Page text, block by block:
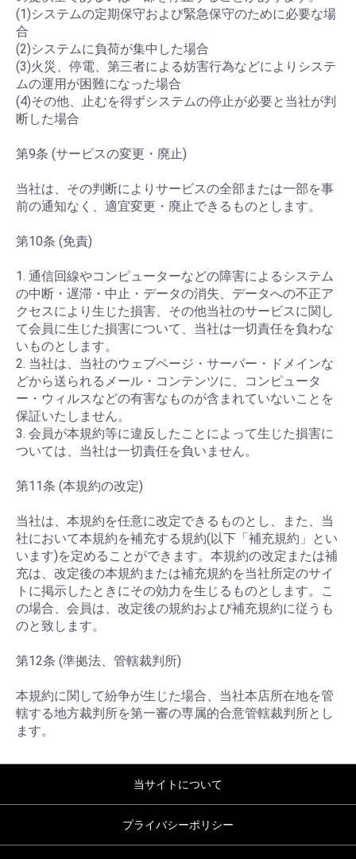
(1)システムの定期保守および緊急保守のために必要な場
合
(2)システムに負荷が集中した場合
(3)火災、停電、第三者による妨害行為などによりシステ
ムの運用が困難になった場合
(4)その他、止むを得ずシステムの停止が必要と当社が判
断した場合
第9条 (サービスの変更・廃止)
当社は、その判断によりサービスの全部または一部を事
前の通知なく、適宜変更・廃止できるものとします。
第10条 (免責)
1. 通信回線やコンピューターなどの障害によるシステム
の中断・遅滞・中止・データの消失、データへの不正ア
クセスにより生じた損害、その他当社のサービスに関し
て会員に生じた損害について、当社は一切責任を負わな
いものとします。
2. 当社は、当社のウェブページ・サーバー・ドメインな
どから送られるメール・コンテンツに、コンピュータ
ー・ウィルスなどの有害なものが含まれていないことを
保証いたしません。
3. 会員が本規約等に違反したことによって生じた損害に
ついては、当社は一切責任を負いません。
第11条 (本規約の改定)
当社は、本規約を任意に改定できるものとし、また、当
社において本規約を補充する規約(以下「補充規約」とい
います)を定めることができます。本規約の改定または補
充は、改定後の本規約または補充規約を当社所定のサイ
トに掲示したときにその効力を生じるものとします。こ
の場合、会員は、改定後の規約および補充規約に従うも
のと致します。
第12条 (準拠法、管轄裁判所)
本規約に関して紛争が生じた場合、当社本店所在地を管
轄する地方裁判所を第一審の専属的合意管轄裁判所とし
ます。
当サイトについて
プライバシーポリシー